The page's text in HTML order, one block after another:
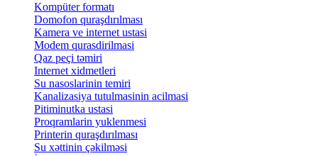
Kompüter formatı
Domofon quraşdırılması
Kamera ve internet ustasi
Modem qurasdirilmasi
Qaz peçi təmiri
Internet xidmetleri
Su nasoslarinin temiri
Kanalizasiya tutulmasinin acilmasi
Pitiminutka ustasi
Proqramlarin yuklenmesi
Printerin quraşdırılması
Su xəttinin çəkilməsi